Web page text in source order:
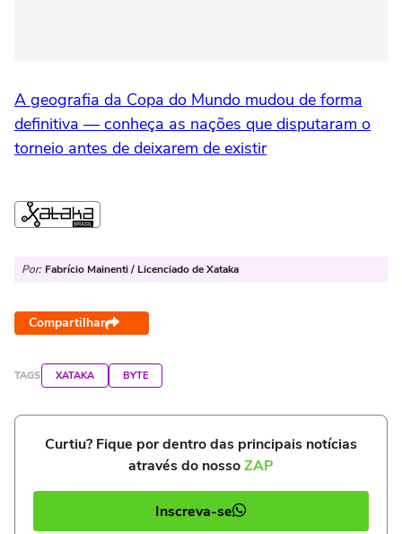
A geografia da Copa do Mundo mudou de forma
definitiva — conheça as nações que disputaram o
torneio antes de deixarem de existir
Por: Fabrício Mainenti / Licenciado de Xataka
Compartilhar
TAGS XATAKA BYTE
Curtiu? Fique por dentro das principais notícias
através do nossoZAP
Inscreva-se